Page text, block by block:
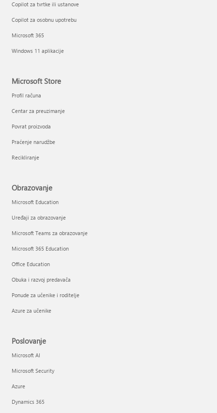
Copilot za tvrtke ili ustanove
Copilot za osobnu upotrebu
Microsoft 365
Windows 11 aplikacije
Microsoft Store
Profil računa
Centar za preuzimanje
Povrat proizvoda
Praćenje narudžbe
Recikliranje
Obrazovanje
Microsoft Education
Uređaji za obrazovanje
Microsoft Teams za obrazovanje
Microsoft 365 Education
Office Education
Obuka i razvoj predavača
Ponude za učenike i roditelje
Azure za učenike
Poslovanje
Microsoft AI
Microsoft Security
Azure
Dynamics 365